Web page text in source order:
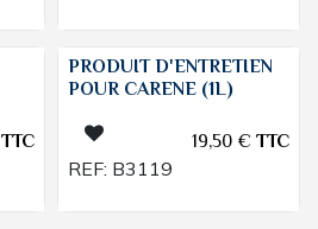
TTC
PRODUIT D'ENTRETIEN
POUR CARENE (1L)
19,50€TTC
REF: B3119